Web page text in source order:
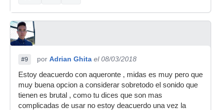
#9 por Adrian Ghita el 08/03/2018
Estoy deacuerdo con aqueronte , midas es muy pero que
muy buena opcion a considerar sobretodo el sonido que
tienen es brutal , como tu dices que son mas
complicadas de usar no estoy deacuerdo una vez la